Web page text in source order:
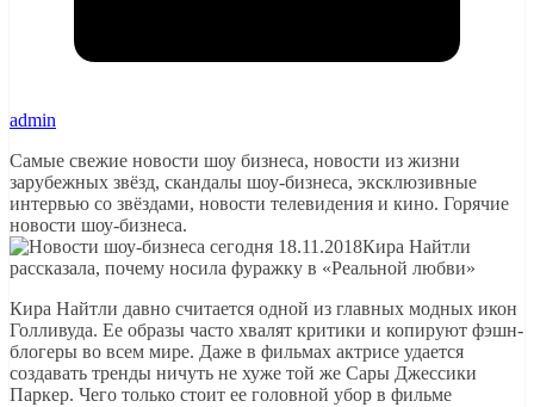
admin
Самые свежие новости шоу бизнеса, новости из жизни
зарубежных звёзд, скандалы шоу-бизнеса, эксклюзивные
интервью со звёздами, новости телевидения и кино. Горячие
новости шоу-бизнеса.
Кира Найтли
рассказала, почему носила фуражку в «Реальной любви»
Кира Найтли давно считается одной из главных модных икон
Голливуда. Ее образы часто хвалят критики и копируют фэшн-
блогеры во всем мире. Даже в фильмах актрисе удается
создавать тренды ничуть не хуже той же Сары Джессики
Паркер. Чего только стоит ее головной убор в фильме